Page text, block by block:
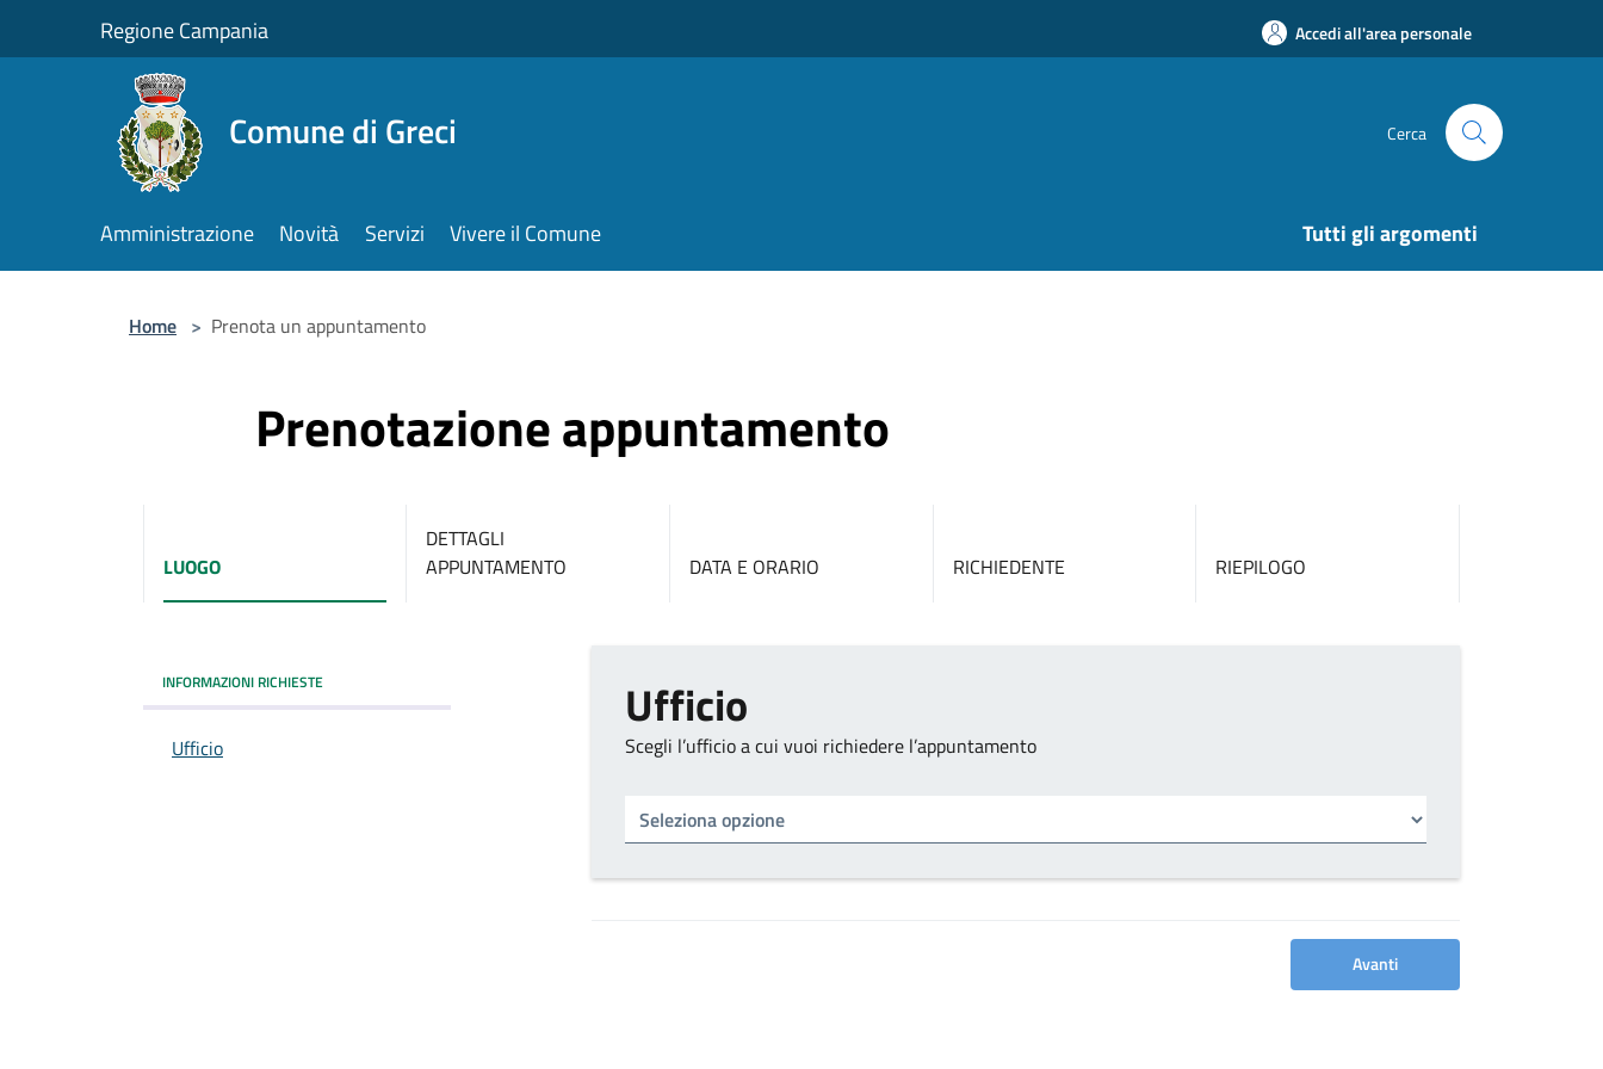
Regione Campania Accedi all'area personale
Comune di Greci Cerca
Amministrazione Novità Servizi Vivere il Comune Tutti gli argomenti
Home > Prenota un appuntamento
Prenotazione appuntamento
LUOGO
DETTAGLI
APPUNTAMENTO
DATA E ORARIO RICHIEDENTE RIEPILOGO
INFORMAZIONI RICHIESTE
Ufficio
Ufficio
Scegli l’ufficio a cui vuoi richiedere l’appuntamento
Avanti